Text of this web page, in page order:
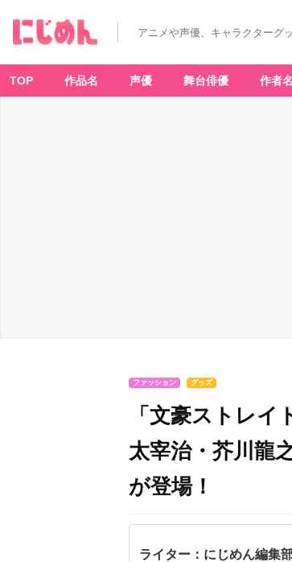
アニメや声優、キャラクターグ
TOP 作品名 声優 舞台俳優 作者名
ファッション グッズ
「文豪ストレ
太宰治・芥川龍
が登場！
ライター：にじめん編集